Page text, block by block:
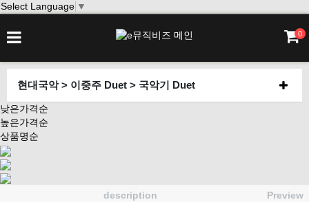
Select Language ▼
0
현대국악 > 이중주 Duet > 국악기 Duet
낮은가격순
높은가격순
상품명순
description Preview